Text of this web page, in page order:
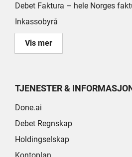
Debet Faktura – hele Norges
Inkassobyrå
Vis mer
TJENESTER &
Done.ai
Debet Regnskap
Holdingselskap